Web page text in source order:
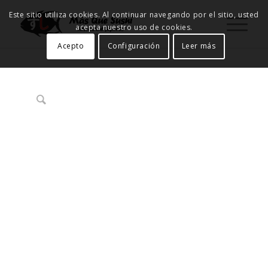
Este sitio utiliza cookies. Al continuar navegando por el sitio, usted
acepta nuestro uso de cookies.
Acepto
Configuración Leer más